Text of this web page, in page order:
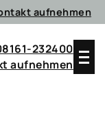
aufnehmen
232400
aufnehmen